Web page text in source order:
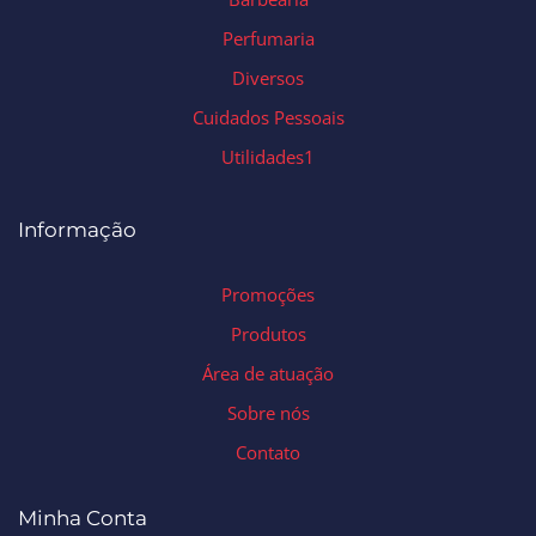
Perfumaria
Diversos
Cuidados Pessoais
Utilidades1
Informação
Promoções
Produtos
Área de atuação
Sobre nós
Contato
Minha Conta